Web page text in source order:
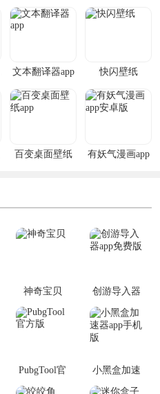
新版
文本翻译器app 快闪壁纸
百变桌面壁纸
有妖气漫画app
神奇宝贝
创游导入器
app免费版
PubgTool官
方版
小黑盒加速
器app手机版